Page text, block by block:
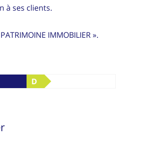
à ses clients.
IMMOBILIER ».
D